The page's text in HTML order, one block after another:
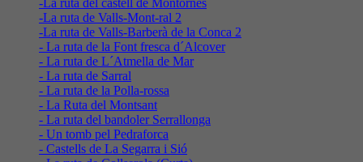
-La ruta de Valls-Mont-ral 2
-La ruta de Valls-Barberà de la Conca 2
- La ruta de la Font fresca d´Alcover
- La ruta de L´Atmella de Mar
- La ruta de Sarral
- La ruta de la Polla-rossa
- La Ruta del Montsant
- La ruta del bandoler Serrallonga
- Un tomb pel Pedraforca
- Castells de La Segarra i Sió